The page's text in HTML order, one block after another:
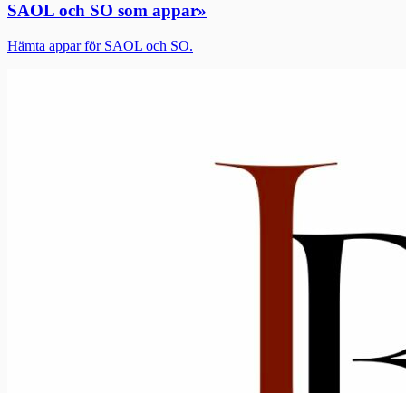
SAOL och SO som appar»
Hämta appar för SAOL och SO.